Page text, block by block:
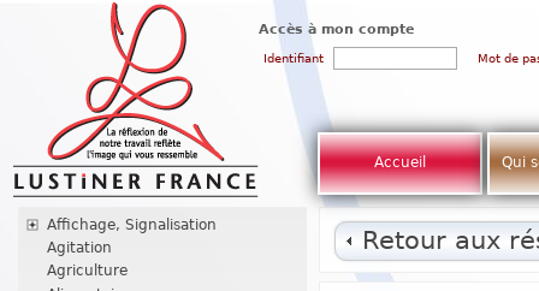
Accès à mon compte
Identifiant Mot de
Accueil Qui
Affichage, Signalisation
Agitation
Agriculture
Retour aux